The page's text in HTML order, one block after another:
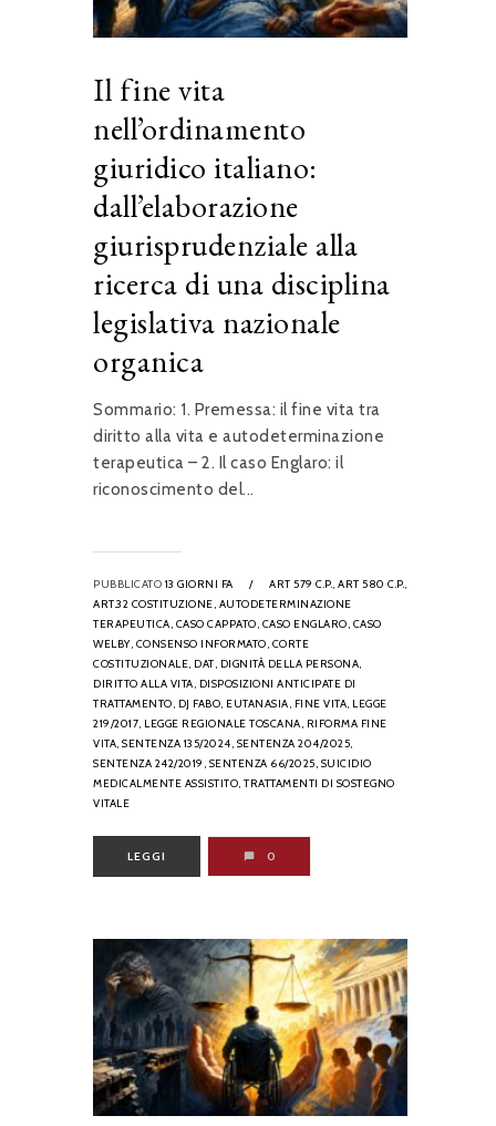
Il fine vita
nell’ordinamento
giuridico italiano:
dall’elaborazione
giurisprudenziale alla
ricerca di una disciplina
legislativa nazionale
organica
Sommario: 1. Premessa: il fine vita tra
diritto alla vita e autodeterminazione
terapeutica – 2. Il caso Englaro: il
riconoscimento del...
PUBBLICATO 13 GIORNI FA / ART 579 C.P., ART 580 C.P.,
ART.32 COSTITUZIONE, AUTODETERMINAZIONE
TERAPEUTICA, CASO CAPPATO, CASO ENGLARO, CASO
WELBY, CONSENSO INFORMATO, CORTE
COSTITUZIONALE, DAT, DIGNITÀ DELLA PERSONA,
DIRITTO ALLA VITA, DISPOSIZIONI ANTICIPATE DI
TRATTAMENTO, DJ FABO, EUTANASIA, FINE VITA, LEGGE
219/2017, LEGGE REGIONALE TOSCANA, RIFORMA FINE
VITA, SENTENZA 135/2024, SENTENZA 204/2025,
SENTENZA 242/2019, SENTENZA 66/2025, SUICIDIO
MEDICALMENTE ASSISTITO, TRATTAMENTI DI SOSTEGNO
VITALE
LEGGI 0